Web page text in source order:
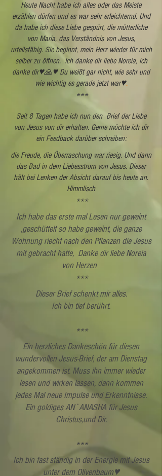
Heute Nacht habe ich alles oder das Meiste
erzählen dürfen und es war sehr erleichternd. Und
da habe ich diese Liebe gespürt, die mütterliche
von Maria, das Verständnis von Jesus,
urteilsfähig. Sie beginnt, mein Herz wieder für mich
selber zu öffnen. Ich danke dir liebe Noreia, ich
danke dir♥️🙏♥️ Du weißt gar nicht, wie sehr und
wie wichtig es gerade jetzt war♥️.
***
Seit 8 Tagen habe ich nun den Brief der Liebe
von Jesus von dir erhalten. Gerne möchte ich dir
ein Feedback darüber schreiben:
die Freude, die Überraschung war riesig. Und dann
das Bad in dem Liebesstrom von Jesus. Dieser
hält bei Lenken der Absicht darauf bis heute an.
Himmlisch
***
Ich habe das erste mal Lesen nur geweint
,geschüttelt so habe geweint, die ganze
Wohnung riecht nach den Pflanzen die Jesus
mit gebracht hatte, Danke dir liebe Noreia
von Herzen
***
Dieser Brief schenkt mir alles.
Ich bin tief berührt.
***
Ein herzliches Dankeschön für diesen
wundervollen Jesus-Brief, der am Dienstag
angekommen ist. Muss ihn immer wieder
lesen und wirken lassen, dann kommen
jedes Mal neue Impulse und Erkenntnisse.
Ein goldiges AN`ANASHA für Jesus
Christus,und Dir.
***
Ich bin fast ständig in der Energie mit Jesus
unter dem Olivenbaum♥